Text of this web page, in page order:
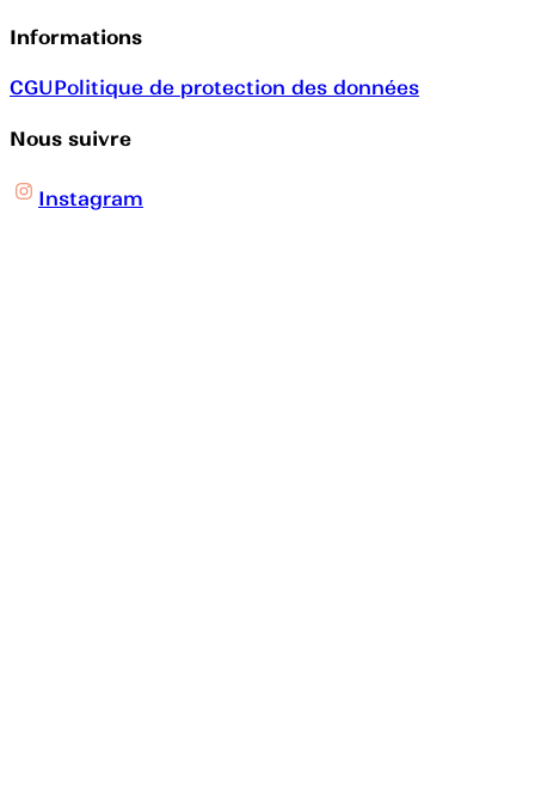
Informations
CGUPolitique de protection des données
Nous suivre
Instagram